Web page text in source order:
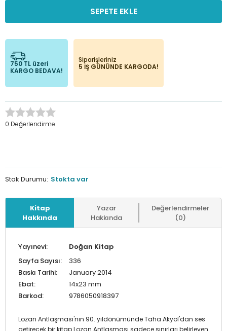
SEPETE EKLE
750 TL üzeri
KARGO BEDAVA!
Siparişleriniz
5 İŞ GÜNÜNDE KARGODA!
0 Değerlendirme
Stok Durumu: Stokta var
Kitap
Hakkında
Yazar
Hakkında
Değerlendirmeler
(0)
Yayınevi:
Doğan Kitap
Sayfa Sayısı:
336
Baskı Tarihi:
January 2014
Ebat:
14x23 mm
Barkod:
9786050918397
Lozan Antlaşması'nın 90. yıldönümünde Taha Akyol'dan ses